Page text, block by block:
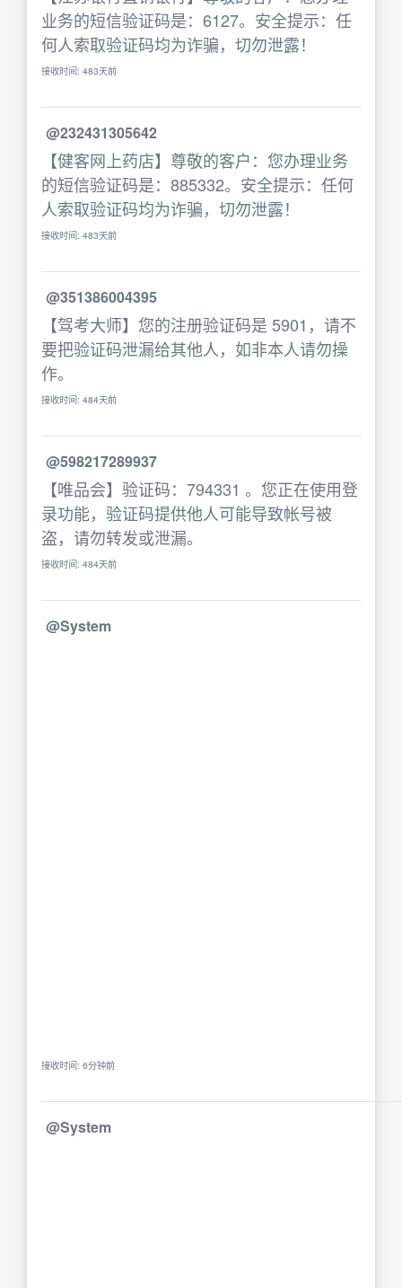
业务的短信验证码是：6127。安全提示：任
何人索取验证码均为诈骗，切勿泄露！
接收时间: 483天前
@232431305642
【健客网上药店】尊敬的客户：您办理业务
的短信验证码是：885332。安全提示：任何
人索取验证码均为诈骗，切勿泄露！
接收时间: 483天前
@351386004395
【驾考大师】您的注册验证码是 5901，请不
要把验证码泄漏给其他人，如非本人请勿操
作。
接收时间: 484天前
@598217289937
【唯品会】验证码：794331 。您正在使用登
录功能，验证码提供他人可能导致帐号被
盗，请勿转发或泄漏。
接收时间: 484天前
@System
接收时间: 6分钟前
@System